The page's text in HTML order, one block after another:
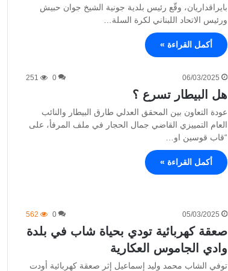
بايراقداريان، وقّع رئيس بلدية جونية الشيخ جوان حبيش
ورئيس الاتحاد اللبناني لكرة السلة…
أكمل القراءة »
06/03/2025
0
251
هل البيطار تسرع ؟
عودة التعاون بين المحقق العدلي طارق البيطار والنائب
العام التمييزي القاضي جمال الحجار في ملف المرفأ، على
“قاب قوسين او…
أكمل القراءة »
05/03/2025
0
562
صعقة كهربائية تودي بحياة شاب في بلدة
وادي الجاموس العكارية
توفي الشاب محمد وليد إسماعيل إثر صعقة كهربائية أودت